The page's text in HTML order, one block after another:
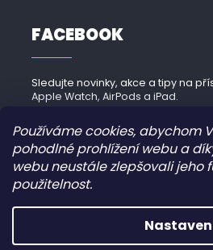
Používáme cookies, abychom
pohodlné prohlížení webu a
webu neustále zlepšovali jeho
použitelnost.
FACEBOOK
Sledujte novinky, akce a tipy na
Apple Watch, AirPods a iPad.
.